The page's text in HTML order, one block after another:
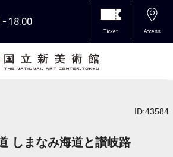
18:00
Ticket Access
ID:43584
しまなみ海道と讃岐路